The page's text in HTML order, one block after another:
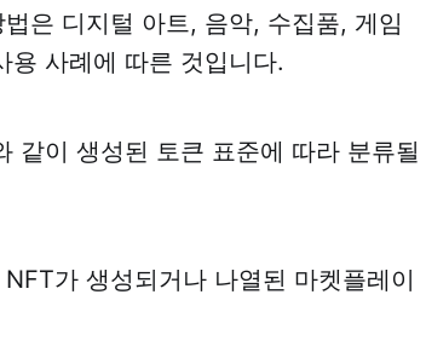
은 디지털 아트, 음악, 수집품, 게임
용 사례에 따른 것입니다.
같이 생성된 토큰 표준에 따라 분류될
가 생성되거나 나열된 마켓플레이